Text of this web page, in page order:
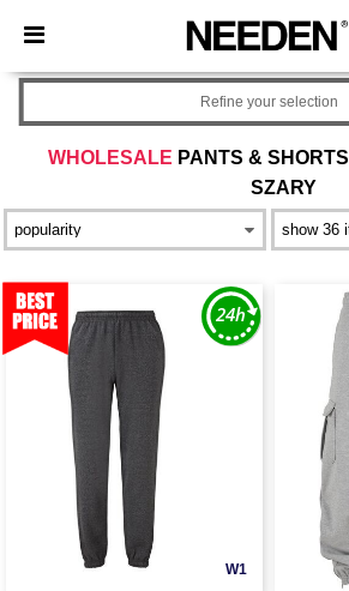
× Aplikacja Needen
Lepsze ceny w aplikacji!
WHOLESALE PANTS &
SZARY
Refine your selection
W1